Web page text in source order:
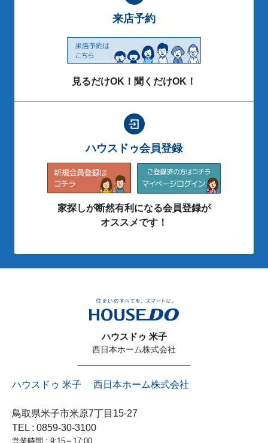
来店予約
見るだけOK！聞くだけOK！
ハウスドゥ会員登録
家探しが断然有利になる会員登録が
オススメです！
ハウスドゥ 米子
西日本ホーム株式会社
ハウスドゥ 米子 西日本ホーム株式会社
鳥取県米子市米原7丁目15-27
TEL : 0859-30-3100
営業時間 : 9:15～17:00